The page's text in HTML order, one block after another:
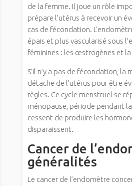
de la femme. Il joue un rôle
prépare l’utérus à recevoir un
cas de fécondation.
épais et plus vascularisé sous
féminines : les œstrogènes et
S’il n’y a pas de fécondation, la
détache de l’utérus pour être
règles. Ce cycle menstruel se
ménopause, période pendant
cessent de produire les
disparaissent.
Cancer de
généralités
Le cancer de l’endomètre